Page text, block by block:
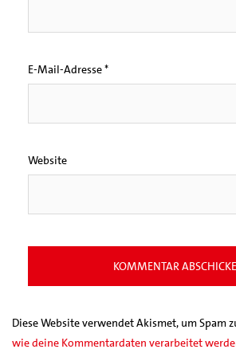
E-Mail-Adresse*
Website
Diese Website verwendet Akismet, um Spam
wie deine Kommentardaten verarbeitet